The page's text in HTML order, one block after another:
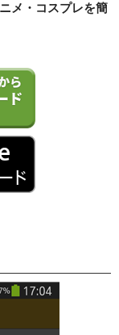
メ・コスプレを簡